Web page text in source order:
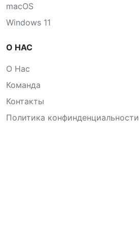
macOS
Windows 11
О НАС
О Нас
Команда
Контакты
Политика конфинденциальности